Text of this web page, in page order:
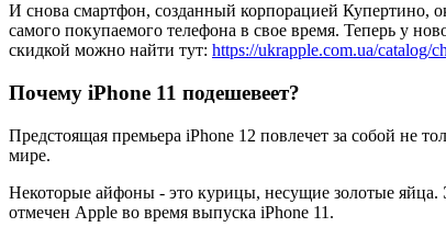
И снова смартфон, созданный корпорацией Купертино,
самого покупаемого телефона в свое время. Теперь у
скидкой можно найти тут: https://ukrapple.com.ua/catalog/
Почему iPhone 11 подешевеет?
Предстоящая премьера iPhone 12 повлечет за собой не
мире.
Некоторые айфоны - это курицы, несущие золотые
отмечен Apple во время выпуска iPhone 11.